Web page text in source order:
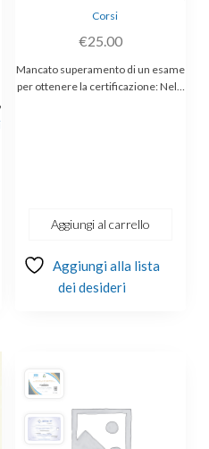
,
Corsi
€25.00
Mancato superamento di un esame
per ottenere la certificazione: Nel…
Aggiungi al carrello
Aggiungi alla lista
dei desideri